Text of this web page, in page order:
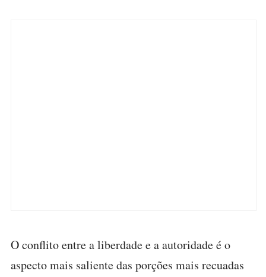
O conflito entre a liberdade e a autoridade é o
aspecto mais saliente das porções mais recuadas